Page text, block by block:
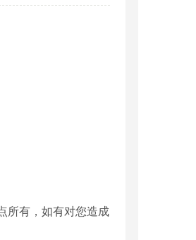
所有，如有对您造成